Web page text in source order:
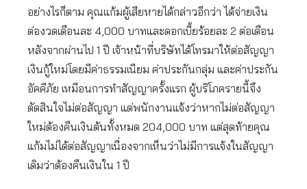
อย่างไรก็ตาม คุณแก้มผู้เสียหายได้กล่าวอีกว่า ได้จ่ายเงิน
ต่องวดเดือนละ 4,000 บาทและดอกเบี้ยร้อยละ 2 ต่อเดือน
หลังจากผ่านไป 1 ปี เจ้าหน้าที่บริษัทได้โทรมาให้ต่อสัญญา
เงินกู้ใหม่โดยมีค่าธรรมเนียม ค่าประกันกลุ่ม และค่าประกัน
อัคคีภัย เหมือนการทำสัญญาครั้งแรก ผู้บริโภครายนี้จึง
ตัดสินใจไม่ต่อสัญญา แต่พนักงานแจ้งว่าหากไม่ต่อสัญญา
ใหม่ต้องคืนเงินต้นทั้งหมด 204,000 บาท แต่สุดท้ายคุณ
แก้มไม่ได้ต่อสัญญาเนื่องจากเห็นว่าไม่มีการแจ้งในสัญญา
เดิมว่าต้องคืนเงินใน 1 ปี